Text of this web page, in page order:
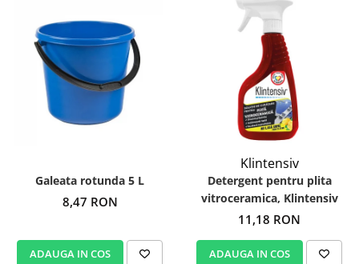
Galeata rotunda 5 L
8,47 RON
ADAUGA IN COS
Klintensiv
Detergent pentru plita
vitroceramica, Klintensiv
11,18 RON
ADAUGA IN COS